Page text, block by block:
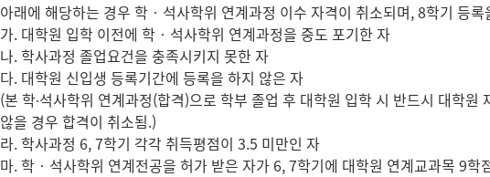
아래에 해당하는 경우 학‧석사학위 연계과정 이수 자격이 취소되며, 8학기 등록
가. 대학원 입학 이전에 학‧석사학위 연계과정을 중도 포기한 자
나. 학사과정 졸업요건을 충족시키지 못한 자
다. 대학원 신입생 등록기간에 등록을 하지 않은 자
(본 학∙석사학위 연계과정(합격)으로 학부 졸업 후 대학원 입학 시 반드시 대학
않을 경우 합격이 취소됨.)
라. 학사과정 6, 7학기 각각 취득평점이 3.5 미만인 자
마. 학‧석사학위 연계전공을 허가 받은 자가 6, 7학기에 대학원 연계교과목 9학